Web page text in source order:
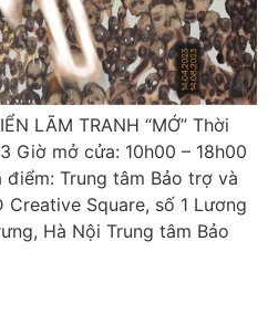
LÃM TRANH “MỚ” Thời
Giờ mở cửa: 10h00 – 18h00
điểm: Trung tâm Bảo trợ và
Square, số 1 Lương
Hà Nội Trung tâm Bảo